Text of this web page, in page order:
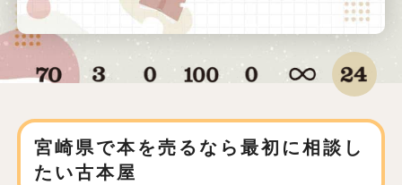
宮崎県で本を売るなら最初に相談し
たい古本屋